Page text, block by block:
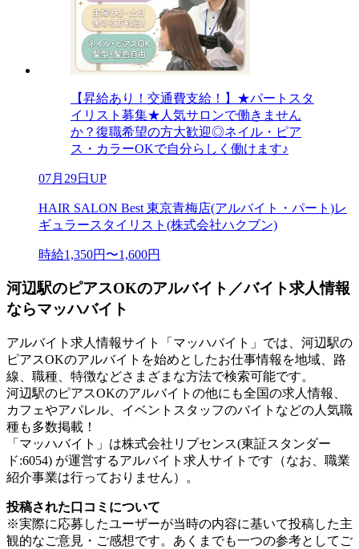
【昇給あり！交通費支給！】★パートスタ
イリスト募集★人気サロンで働きません
か？復職希望の方大歓迎◎ネイル・ピア
ス・カラーOKで自分らしく働けます♪
07月29日UP
HAIR SALON Best 東京青梅店(アルバイト・パート)レ
ギュラースタイリスト(株式会社ハクブン)
時給1,350円〜1,600円
河辺駅のピアスOKのアルバイト／バイト求人情報
ならマッハバイト
アルバイト求人情報サイト「マッハバイト」では、河辺駅の
ピアスOKのアルバイトを始めとしたお仕事情報を地域、路
線、職種、特徴などさまざまな方法で検索可能です。
河辺駅のピアスOKのアルバイトの他にも全国の求人情報、
カフェやアパレル、イベントスタッフのバイトなどの人気職
種も多数掲載！
「マッハバイト」は株式会社リブセンス(東証スタンダー
ド:6054) が運営するアルバイト求人サイトです（なお、職業
紹介事業は行っておりません）。
投稿された口コミについて
※実際に応募したユーザーが当時の内容に基いて投稿した主
観的なご意見・ご感想です。あくまでも一つの参考としてご